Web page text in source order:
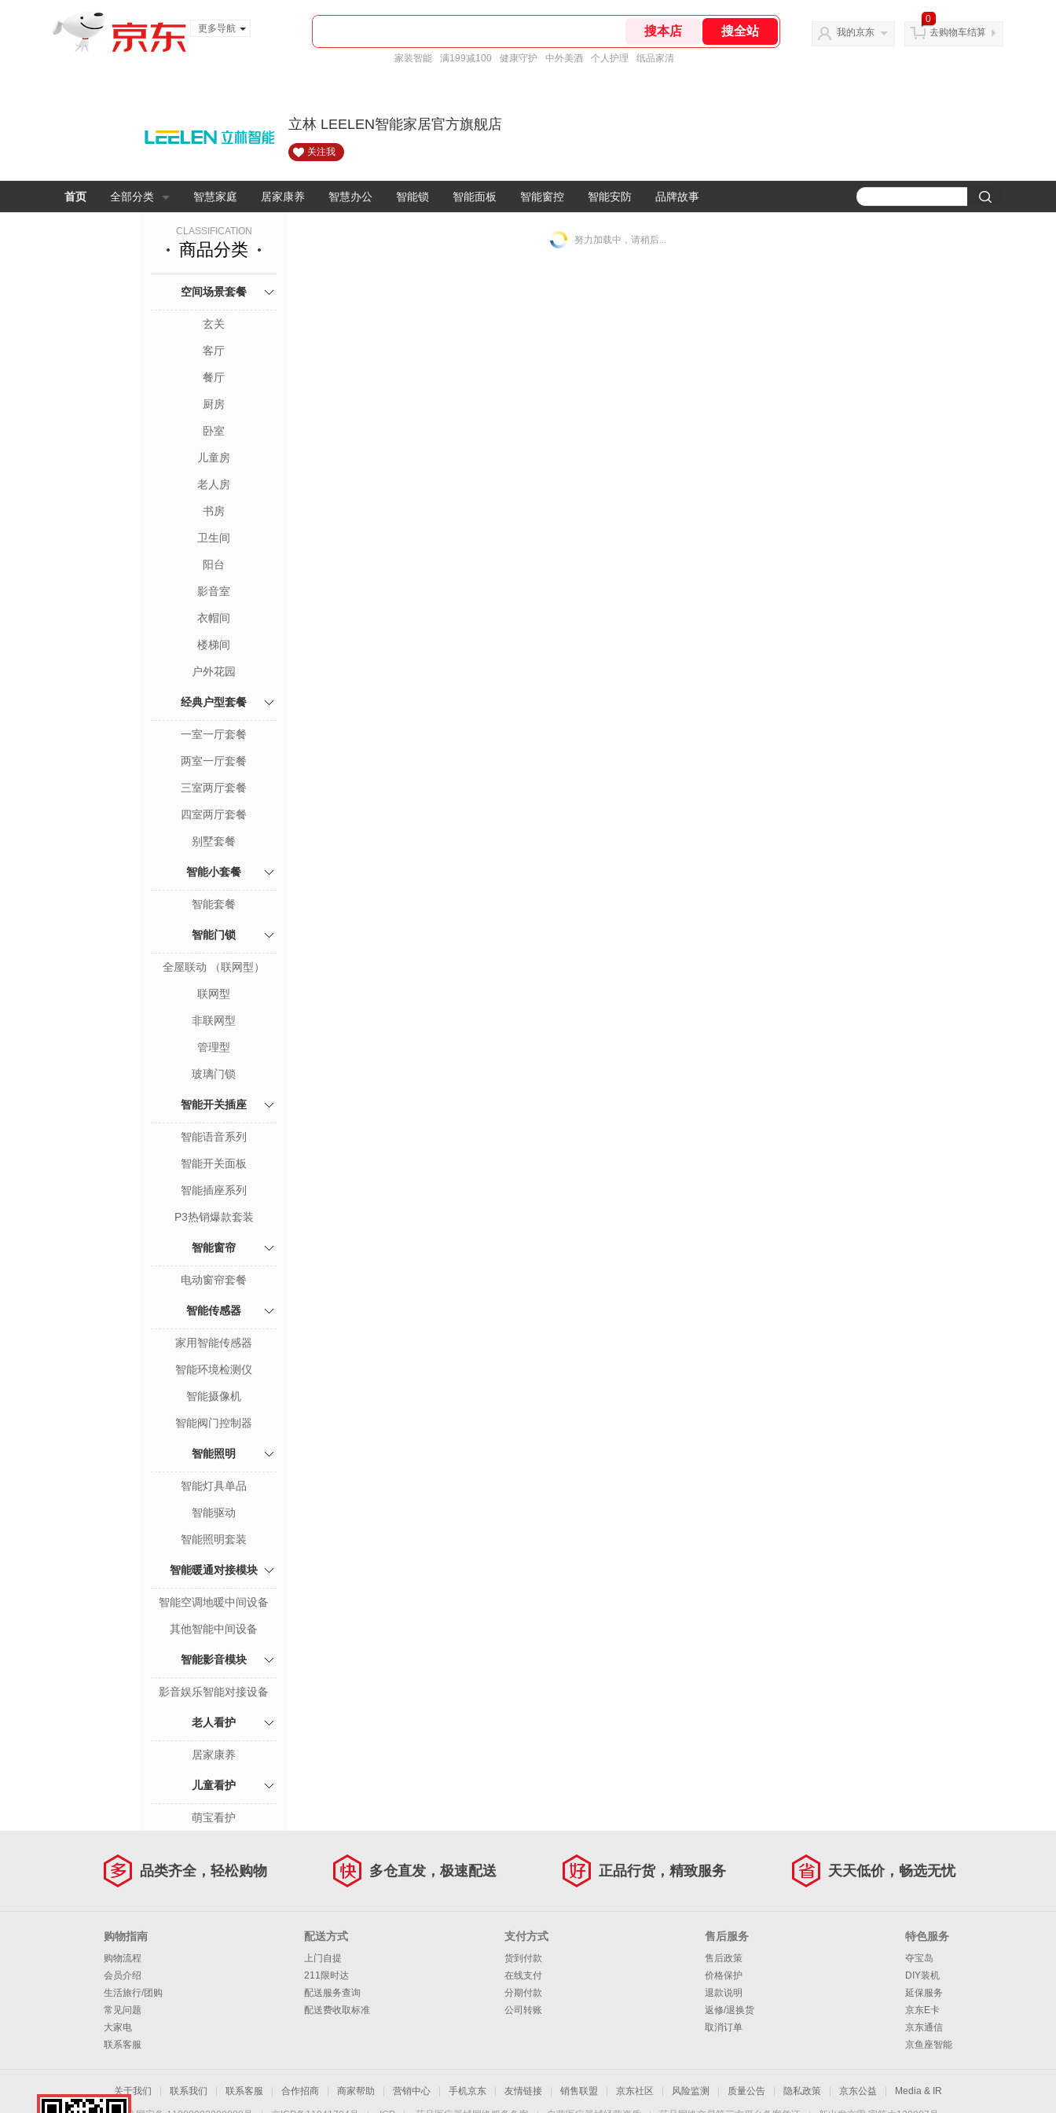
更多导航
家装智能 满199减100 健康守护 中外美酒 个人护理 纸品家清
我的京东
0
去购物车结算
立林 LEELEN智能家居官方旗舰店
关注我
首页 全部分类 智慧家庭 居家康养 智慧办公 智能锁 智能面板 智能窗控 智能安防 品牌故事
CLASSIFICATION
商品分类
空间场景套餐
玄关
客厅
餐厅
厨房
卧室
儿童房
老人房
书房
卫生间
阳台
影音室
衣帽间
楼梯间
户外花园
经典户型套餐
一室一厅套餐
两室一厅套餐
三室两厅套餐
四室两厅套餐
别墅套餐
智能小套餐
智能套餐
智能门锁
全屋联动 （联网型）
联网型
非联网型
管理型
玻璃门锁
智能开关插座
智能语音系列
智能开关面板
智能插座系列
P3热销爆款套装
智能窗帘
电动窗帘套餐
智能传感器
家用智能传感器
智能环境检测仪
智能摄像机
智能阀门控制器
智能照明
智能灯具单品
智能驱动
智能照明套装
智能暖通对接模块
智能空调地暖中间设备
其他智能中间设备
智能影音模块
影音娱乐智能对接设备
老人看护
居家康养
儿童看护
萌宝看护
努力加载中，请稍后...
品类齐全，轻松购物 多仓直发，极速配送 正品行货，精致服务 天天低价，畅选无忧
购物指南
购物流程
会员介绍
生活旅行/团购
常见问题
大家电
联系客服
配送方式
上门自提
211限时达
配送服务查询
配送费收取标准
支付方式
货到付款
在线支付
分期付款
公司转账
售后服务
售后政策
价格保护
退款说明
返修/退换货
取消订单
特色服务
夺宝岛
DIY装机
延保服务
京东E卡
京东通信
京鱼座智能
关于我们 联系我们 联系客服 合作招商 商家帮助 营销中心 手机京东 友情链接 销售联盟 京东社区 风险监测 质量公告 隐私政策 京东公益 Media & IR